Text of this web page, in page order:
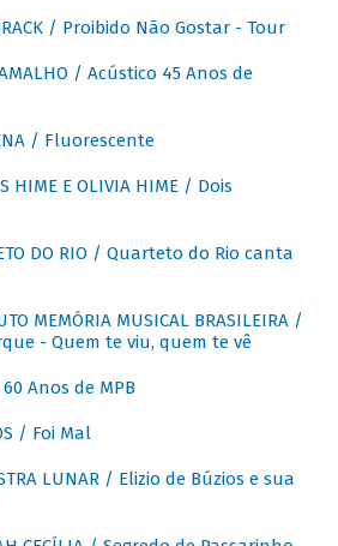
/ Proibido Não Gostar - Tour
/ Acústico 45 Anos de
/ Fluorescente
HIME E OLIVIA HIME / Dois
DO RIO / Quarteto do Rio canta
MEMÓRIA MUSICAL BRASILEIRA /
- Quem te viu, quem te vê
Anos de MPB
/ Foi Mal
LUNAR / Elizio de Búzios e sua